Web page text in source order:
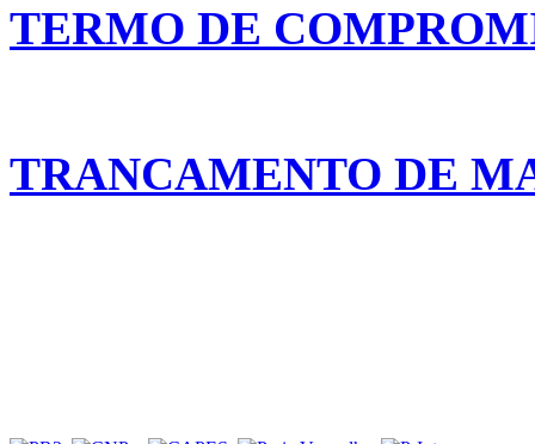
TERMO DE
TRANCAMENTO DE